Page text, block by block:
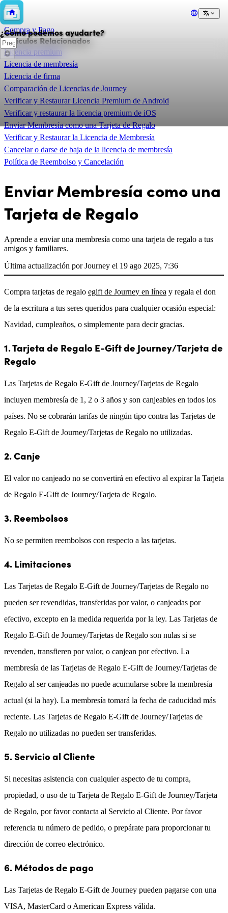
¿Cómo podemos ayudarte?
💲
Compra y Pago
Artículos Relacionados
Licencia premium
Licencia de membresía
Licencia de firma
Comparación de Licencias de Journey
Verificar y Restaurar Licencia Premium de Android
Verificar y restaurar la licencia premium de iOS
Enviar Membresía como una Tarjeta de Regalo
Verificar y Restaurar la Licencia de Membresía
Cancelar o darse de baja de la licencia de membresía
Política de Reembolso y Cancelación
Enviar Membresía como una
Tarjeta de Regalo
Aprende a enviar una membresía como una tarjeta de regalo a tus
amigos y familiares.
Última actualización por Journey el 19 ago 2025, 7:36
Compra tarjetas de regalo egift de Journey en línea y regala el don
de la escritura a tus seres queridos para cualquier ocasión especial:
Navidad, cumpleaños, o simplemente para decir gracias.
1. Tarjeta de Regalo E-Gift de Journey/Tarjeta de
Regalo
Las Tarjetas de Regalo E-Gift de Journey/Tarjetas de Regalo
incluyen membresía de 1, 2 o 3 años y son canjeables en todos los
países. No se cobrarán tarifas de ningún tipo contra las Tarjetas de
Regalo E-Gift de Journey/Tarjetas de Regalo no utilizadas.
2. Canje
El valor no canjeado no se convertirá en efectivo al expirar la Tarjeta
de Regalo E-Gift de Journey/Tarjeta de Regalo.
3. Reembolsos
No se permiten reembolsos con respecto a las tarjetas.
4. Limitaciones
Las Tarjetas de Regalo E-Gift de Journey/Tarjetas de Regalo no
pueden ser revendidas, transferidas por valor, o canjeadas por
efectivo, excepto en la medida requerida por la ley. Las Tarjetas de
Regalo E-Gift de Journey/Tarjetas de Regalo son nulas si se
revenden, transfieren por valor, o canjean por efectivo. La
membresía de las Tarjetas de Regalo E-Gift de Journey/Tarjetas de
Regalo al ser canjeadas no puede acumularse sobre la membresía
actual (si la hay). La membresía tomará la fecha de caducidad más
reciente. Las Tarjetas de Regalo E-Gift de Journey/Tarjetas de
Regalo no utilizadas no pueden ser transferidas.
5. Servicio al Cliente
Si necesitas asistencia con cualquier aspecto de tu compra,
propiedad, o uso de tu Tarjeta de Regalo E-Gift de Journey/Tarjeta
de Regalo, por favor contacta al Servicio al Cliente. Por favor
referencia tu número de pedido, o prepárate para proporcionar tu
dirección de correo electrónico.
6. Métodos de pago
Las Tarjetas de Regalo E-Gift de Journey pueden pagarse con una
VISA, MasterCard o American Express válida.